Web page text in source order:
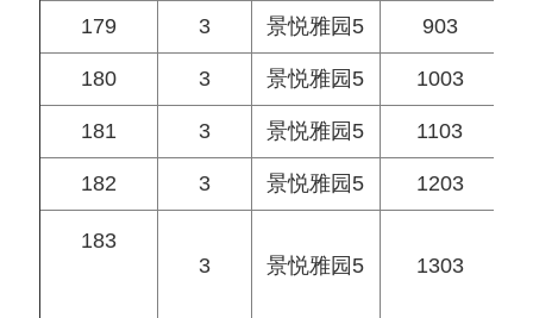
179 3 景悦雅园5 903
180 3 景悦雅园5 1003
181 3 景悦雅园5 1103
182 3 景悦雅园5 1203
183
3
景悦雅园5 1303